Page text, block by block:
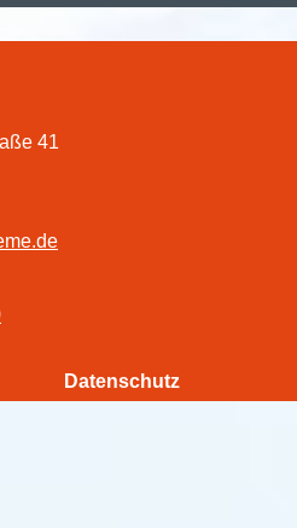
– mit der
Workflowengine
41
Datenschutz